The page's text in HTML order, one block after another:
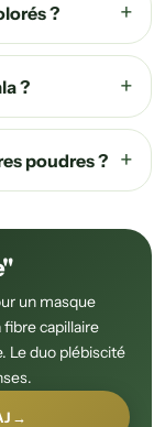
?
?
poudres ?
un masque
capillaire
Le duo plébiscité
→